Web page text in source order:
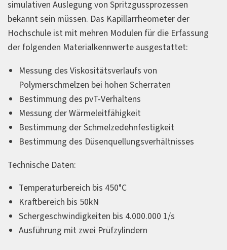
simulativen Auslegung von Spritzgussprozessen
bekannt sein müssen. Das Kapillarrheometer der
Hochschule ist mit mehren Modulen für die Erfassung
der folgenden Materialkennwerte ausgestattet:
Messung des Viskositätsverlaufs von
Polymerschmelzen bei hohen Scherraten
Bestimmung des pvT-Verhaltens
Messung der Wärmeleitfähigkeit
Bestimmung der Schmelzedehnfestigkeit
Bestimmung des Düsenquellungsverhältnisses
Technische Daten:
Temperaturbereich bis 450°C
Kraftbereich bis 50kN
Schergeschwindigkeiten bis 4.000.000 1/s
Ausführung mit zwei Prüfzylindern